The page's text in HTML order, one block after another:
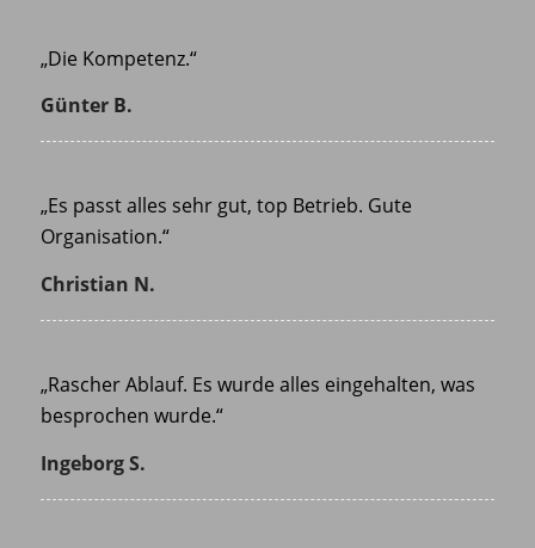
„Die Kompetenz.“
Günter B.
„Es passt alles sehr gut, top Betrieb. Gute
Organisation.“
Christian N.
„Rascher Ablauf. Es wurde alles eingehalten, was
besprochen wurde.“
Ingeborg S.